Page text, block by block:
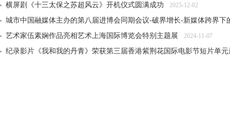
横屏剧《十三太保之苏超风云》开机仪式圆满成功 2025-12-02
城市中国融媒体主办的第八届进博会同期会议-破界增长-新媒体跨界下
艺术家伍素娴作品亮相艺术上海国际博览会特别主题展
2024-11-07
纪录影片《我和我的丹青》荣获第三届香港紫荆花国际电影节短片单